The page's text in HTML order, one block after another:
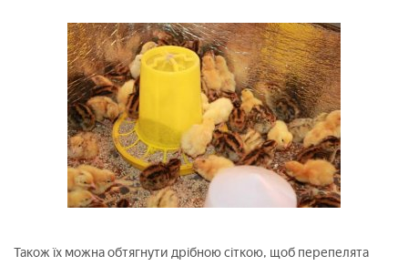
Також їх можна обтягнути дрібною сіткою, щоб перепелята